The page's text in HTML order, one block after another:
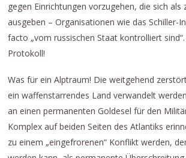
gegen Einrichtungen vorzugehen, die sich als
ausgeben – Organisationen wie das Schiller-
facto „vom russischen Staat kontrolliert sind“.
Protokoll!
Was für ein Alptraum! Die weitgehend
ein waffenstarrendes Land verwandelt
an einen permanenten Goldesel für den
Komplex auf beiden Seiten des Atlantiks
zu einem „eingefrorenen“ Konflikt werden,